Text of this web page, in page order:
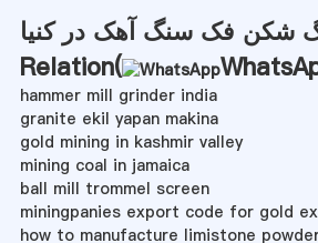
شکن فک سنگ آهک در کنیا
Relation(
hammer mill grinder india
granite ekil yapan makina
gold mining in kashmir valley
mining coal in jamaica
ball mill trommel screen
miningpanies export code for gold
how to manufacture limistone